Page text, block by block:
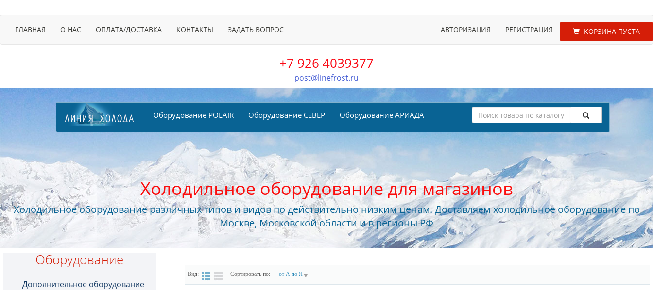
ГЛАВНАЯ О НАС ОПЛАТА/ДОСТАВКА КОНТАКТЫ ЗАДАТЬ ВОПРОС АВТОРИЗАЦИЯ РЕГИСТРАЦИЯ КОРЗИНА ПУСТА
+7 926 4039377
post@linefrost.ru
Оборудование POLAIR Оборудование СЕВЕР Оборудование АРИАДА
Холодильное оборудование для магазинов
Холодильное оборудование различных типов и видов по действительно низким ценам. Доставляем холодильное оборудование по
Москве, Московской области и в регионы РФ
Оборудование
Дополнительное оборудование
Вид: Сортировать по: от А до Я